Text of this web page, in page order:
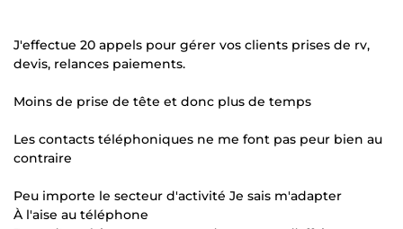
J'effectue 20 appels pour gérer vos clients prises de rv,
devis, relances paiements.
Moins de prise de tête et donc plus de temps
Les contacts téléphoniques ne me font pas peur bien au
contraire
Peu importe le secteur d'activité Je sais m'adapter
À l'aise au téléphone